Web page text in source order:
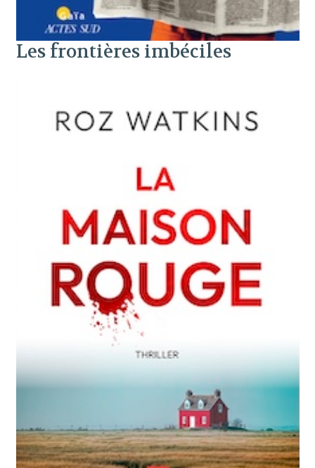
Les frontières imbéciles